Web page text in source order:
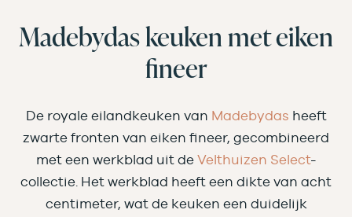
Madebydas keuken met eiken
fineer
De royale eilandkeuken van Madebydas heeft
zwarte fronten van eiken fineer, gecombineerd
met een werkblad uit de Velthuizen Select-
collectie. Het werkblad heeft een dikte van acht
centimeter, wat de keuken een duidelijk